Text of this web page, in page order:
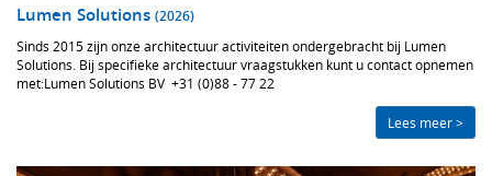
Lumen Solutions (2026)
Sinds 2015 zijn onze architectuur activiteiten ondergebracht bij Lumen
Solutions. Bij specifieke architectuur vraagstukken kunt u contact opnemen
met:Lumen Solutions BV +31 (0)88 - 77 22
777 info@lumensolutions.nl www.lumensolutions.nl Tankval 5A, 2408 ZC
Lees meer >